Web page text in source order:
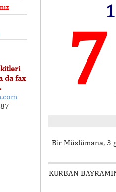
da fax
7
Bir Müslümana, 3
KURBAN